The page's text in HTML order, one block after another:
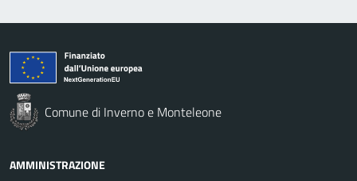
Comune di Inverno e Monteleone
AMMINISTRAZIONE